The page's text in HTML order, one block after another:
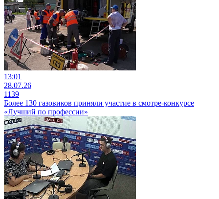
13:01
28.07.26
1139
Более 130 газовиков приняли участие в смотре-конкурсе
«Лучший по профессии»